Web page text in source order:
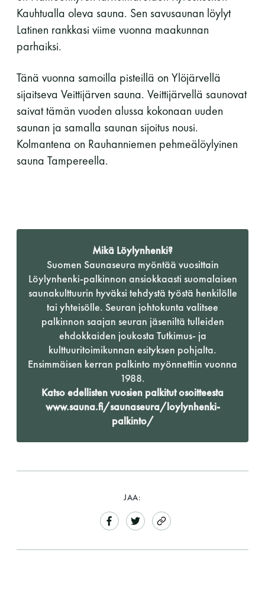
Kauhtualla oleva sauna. Sen savusaunan löylyt
Latinen rankkasi viime vuonna maakunnan
parhaiksi.
Tänä vuonna samoilla pisteillä on Ylöjärvellä
sijaitseva Veittijärven sauna. Veittijärvellä saunovat
saivat tämän vuoden alussa kokonaan uuden
saunan ja samalla saunan sijoitus nousi.
Kolmantena on Rauhanniemen pehmeälöylyinen
sauna Tampereella.
Mikä Löylynhenki?
Suomen Saunaseura myöntää vuosittain
Löylynhenki-palkinnon ansiokkaasti suomalaisen
saunakulttuurin hyväksi tehdystä työstä henkilölle
tai yhteisölle. Seuran johtokunta valitsee
palkinnon saajan seuran jäseniltä tulleiden
ehdokkaiden joukosta Tutkimus- ja
kulttuuritoimikunnan esityksen pohjalta.
Ensimmäisen kerran palkinto myönnettiin vuonna
1988.
Katso edellisten vuosien palkitut osoitteesta
www.sauna.fi/saunaseura/loylynhenki-
palkinto/
JAA: